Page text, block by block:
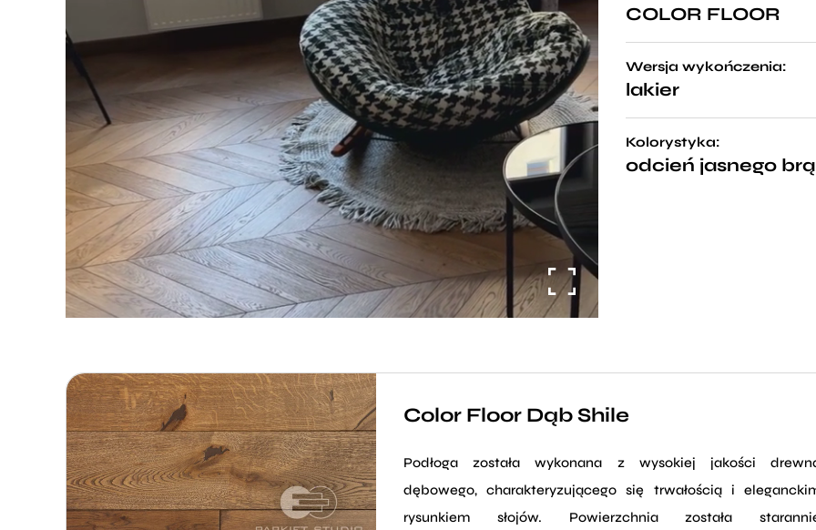
COLOR FLOOR
Wersja wykończenia:
lakier
Kolorystyka:
odcień jasnego
Color Floor Dąb Shile
Podłoga została wykonana z wysokiej jakości
dębowego, charakteryzującego się trwałością i
rysunkiem słojów. Powierzchnia została